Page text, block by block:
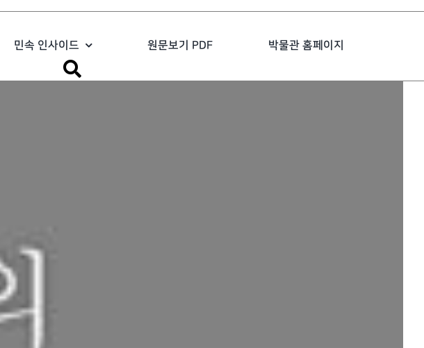
민속 인사이드 원문보기 PDF 박물관 홈페이지